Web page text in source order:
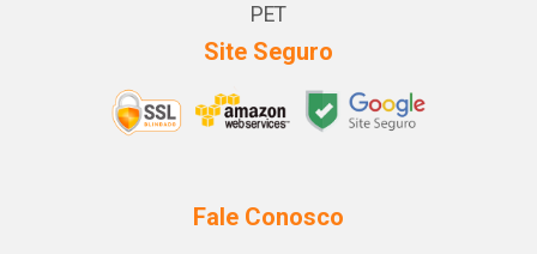
PET
Site Seguro
Fale Conosco